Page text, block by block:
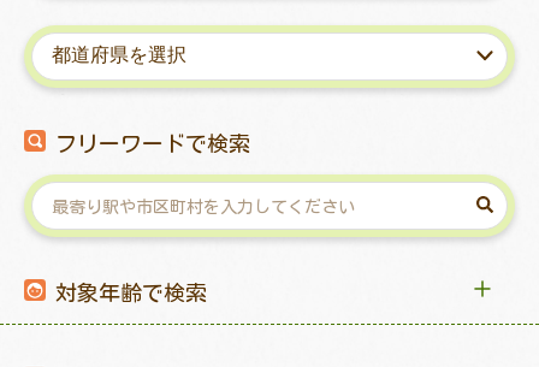
フリーワードで検索
対象年齢で検索